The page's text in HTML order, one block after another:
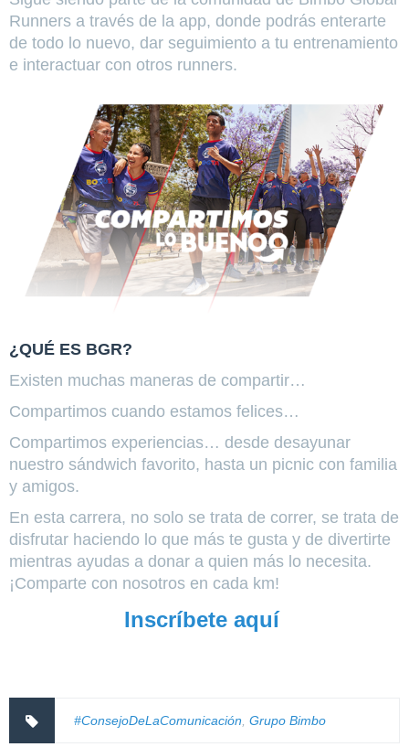
Runners a través de la app, donde podrás enterarte
de todo lo nuevo, dar seguimiento a tu entrenamiento
e interactuar con otros runners.
¿QUÉ ES BGR?
Existen muchas maneras de compartir…
Compartimos cuando estamos felices…
Compartimos experiencias… desde desayunar
nuestro sándwich favorito, hasta un picnic con familia
y amigos.
En esta carrera, no solo se trata de correr, se trata de
disfrutar haciendo lo que más te gusta y de divertirte
mientras ayudas a donar a quien más lo necesita.
¡Comparte con nosotros en cada km!
Inscríbete aquí
#ConsejoDeLaComunicación Grupo Bimbo